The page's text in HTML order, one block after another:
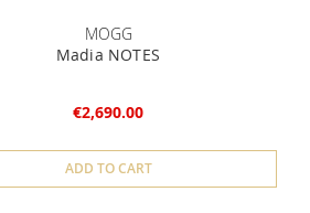
MOGG
Madia NOTES
€2,690.00
ADD TO CART